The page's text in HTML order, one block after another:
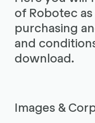
of Robotec
purchasing
and
download.
Images &